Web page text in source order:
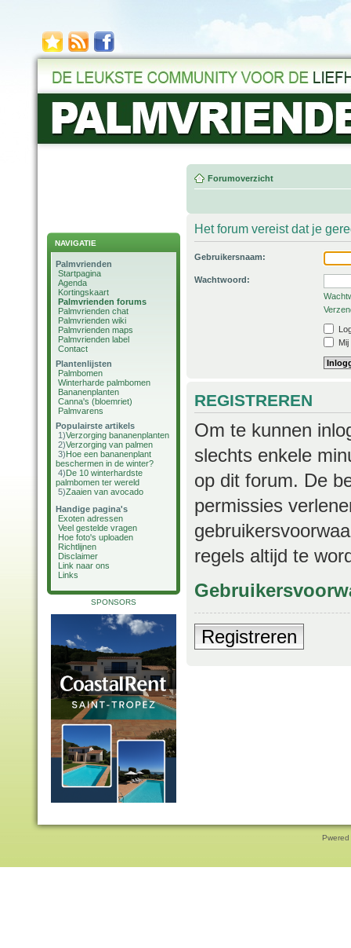
NAVIGATIE
Palmvrienden
Startpagina
Agenda
Kortingskaart
Palmvrienden forums
Palmvrienden chat
Palmvrienden wiki
Palmvrienden maps
Palmvrienden label
Contact
Plantenlijsten
Palmbomen
Winterharde palmbomen
Bananenplanten
Canna's (bloemriet)
Palmvarens
Populairste artikels
1)Verzorging bananenplanten
2)Verzorging van palmen
3)Hoe een bananenplant
beschermen in de winter?
4)De 10 winterhardste
palmbomen ter wereld
5)Zaaien van avocado
Handige pagina's
Exoten adressen
Veel gestelde vragen
Hoe foto's uploaden
Richtlijnen
Disclaimer
Link naar ons
Links
SPONSORS
Forumoverzicht
Het forum vereist dat je
Gebruikersnaam:
Wachtwoord:
REGISTREREN
Om te kunnen
slechts enkele
op dit forum. De
permissies
regels altijd te
Registreren